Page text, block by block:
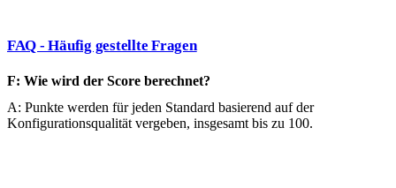
FAQ - Häufig gestellte Fragen
F: Wie wird der Score berechnet?
A: Punkte werden für jeden Standard basierend auf der
Konfigurationsqualität vergeben, insgesamt bis zu 100.